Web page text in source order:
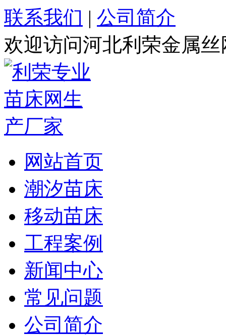
联系我们 | 公司简介
欢迎访问河北利荣金属
网站首页
潮汐苗床
移动苗床
工程案例
新闻中心
常见问题
公司简介